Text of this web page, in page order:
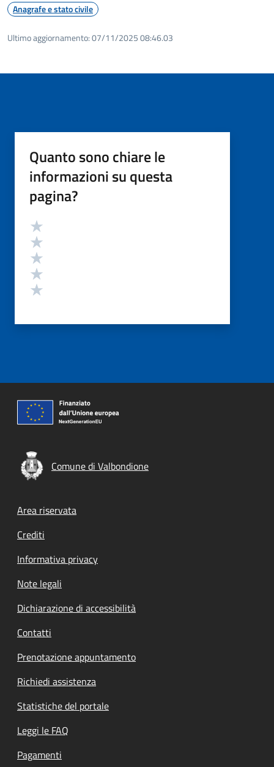
Anagrafe e stato civile
Ultimo aggiornamento:07/11/2025 08:46.03
Quanto sono chiare le
informazioni su questa
pagina?
Valutazione
Comune di Valbondione
Footer menu
Area riservata
Crediti
Informativa privacy
Note legali
Dichiarazione di accessibilità
Contatti
Prenotazione appuntamento
Richiedi assistenza
Statistiche del portale
Leggi le FAQ
Pagamenti